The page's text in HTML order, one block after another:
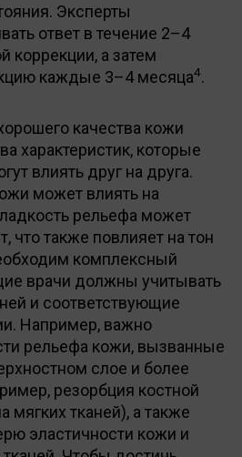
Эксперты
ответ в течение 2–4
коррекции, а затем
каждые 3–4 месяца4.
качества кожи
характеристик, которые
влиять друг на друга.
может влиять на
рельефа может
что также повлияет на тон
комплексный
врачи должны учитывать
и соответствующие
Например, важно
рельефа кожи, вызванные
слое и более
резорбция костной
мягких тканей), а также
эластичности кожи и